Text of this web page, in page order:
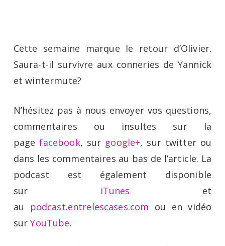
content
Cette semaine marque le retour d’Olivier.
Saura-t-il survivre aux conneries de Yannick
et wintermute?
N’hésitez pas à nous envoyer vos questions,
commentaires ou insultes sur la
pagefacebook, sur google+, sur twitter ou
dans les commentaires au bas de l’article. La
podcast est également disponible
sur iTunes et
au podcast.entrelescases.com ou en vidéo
surYouTube.